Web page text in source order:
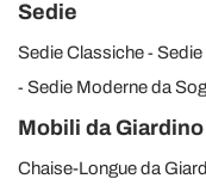
Sedie
Sedie Classiche
Sedie
Sedie Moderne da
Mobili da Giardino
Chaise-Longue da